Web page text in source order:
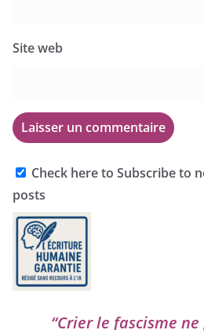
Site web
Check here to Subscribe to
posts
“Crier le fas­cisme ne